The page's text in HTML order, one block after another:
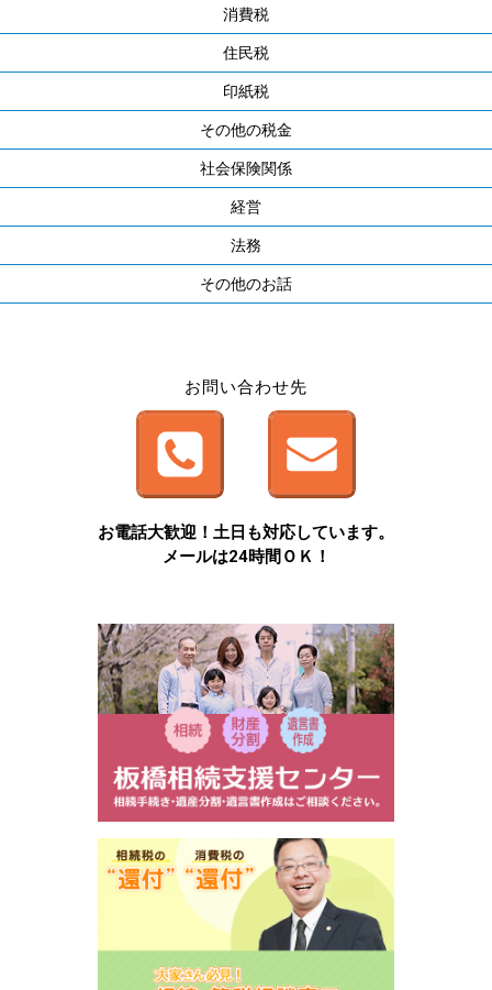
消費税
住民税
印紙税
その他の税金
社会保険関係
経営
法務
その他のお話
お問い合わせ先
お電話大歓迎！土日も対応しています。
メールは24時間ＯＫ！